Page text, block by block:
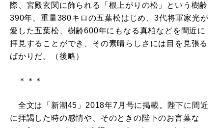
際、宮殿玄関に飾られる「根上がりの松」という樹齢
390年、重量380キロの五葉松はじめ、3代将軍家光が
愛した五葉松、樹齢600年にもなる真柏などを間近に
拝見することができ、その素晴らしさには目を見張る
ばかりだ。（後略）
＊＊＊
全文は「新潮45」2018年7月号に掲載。陛下に間近
に拝謁した時の感情や、そのときの陛下のお言葉な